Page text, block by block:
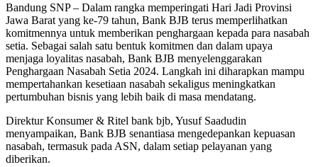
Bandung SNP – Dalam rangka memperingati Hari Jadi Provinsi
Jawa Barat yang ke-79 tahun, Bank BJB terus memperlihatkan
komitmennya untuk memberikan penghargaan kepada para nasabah
setia. Sebagai salah satu bentuk komitmen dan dalam upaya
menjaga loyalitas nasabah, Bank BJB menyelenggarakan
Penghargaan Nasabah Setia 2024. Langkah ini diharapkan mampu
mempertahankan kesetiaan nasabah sekaligus meningkatkan
pertumbuhan bisnis yang lebih baik di masa mendatang.
Direktur Konsumer & Ritel bank bjb, Yusuf Saadudin
menyampaikan, Bank BJB senantiasa mengedepankan kepuasan
nasabah, termasuk pada ASN, dalam setiap pelayanan yang
diberikan.